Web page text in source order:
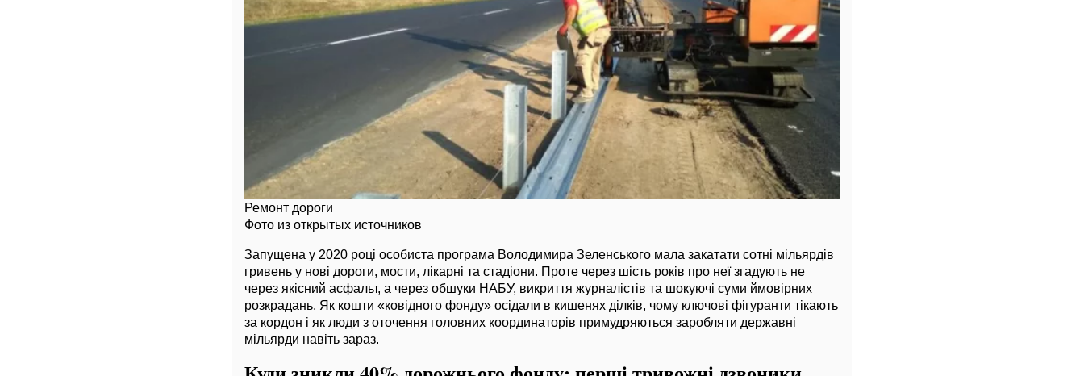
Ремонт дороги
Фото из открытых источников
Запущена у 2020 році особиста програма Володимира Зеленського мала закатати сотні мільярдів
гривень у нові дороги, мости, лікарні та стадіони. Проте через шість років про неї згадують не
через якісний асфальт, а через обшуки НАБУ, викриття журналістів та шокуючі суми ймовірних
розкрадань. Як кошти «ковідного фонду» осідали в кишенях ділків, чому ключові фігуранти тікають
за кордон і як люди з оточення головних координаторів примудряються заробляти державні
мільярди навіть зараз.